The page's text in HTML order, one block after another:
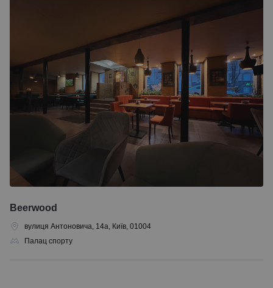
Beerwood
вулиця Антоновича, 14а, Київ, 01004
Палац спорту